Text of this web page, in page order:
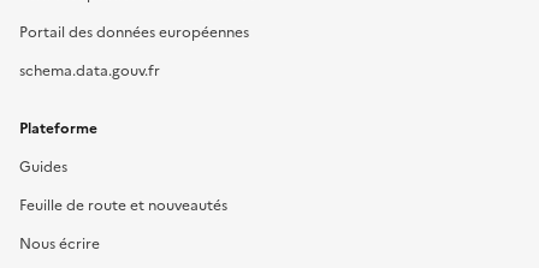
Portail des données européennes
schema.data.gouv.fr
Plateforme
Guides
Feuille de route et nouveautés
Nous écrire